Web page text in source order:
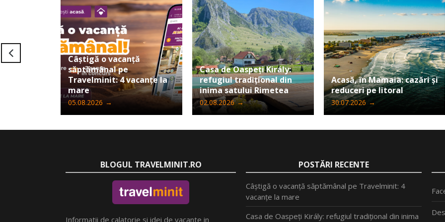
Câștigă o vacanță
săptămânal pe
Travelminit: 4 vacanțe la
mare
05.08.2026 →
Casa de Oaspeți Király:
refugiul tradițional din
inima satului Rimetea
02.08.2026 →
Acasă, în Mamaia: cazări și
reduceri pe litoral
30.07.2026 →
BLOGUL TRAVELMINIT.RO
Informatii de calatorie si idei de vacante in
POSTĂRI RECENTE
Câștigă o vacanță săptămânal pe Travelminit: 4
vacanțe la mare
Casa de Oaspeți Király: refugiul tradițional din inima